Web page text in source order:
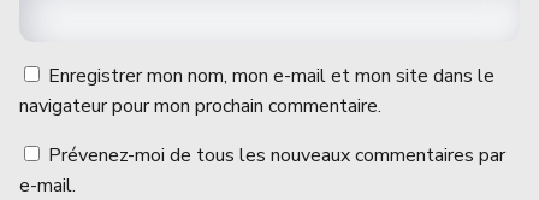
Enregistrer mon nom, mon e-mail et mon site dans le
navigateur pour mon prochain commentaire.
Prévenez-moi de tous les nouveaux commentaires par
e-mail.